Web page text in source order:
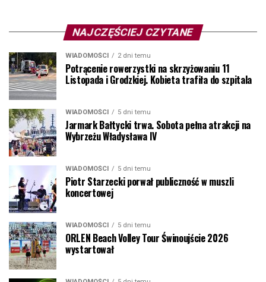
NAJCZĘŚCIEJ CZYTANE
WIADOMOŚCI 2 dni temu
Potrącenie rowerzystki na skrzyżowaniu 11
Listopada i Grodzkiej. Kobieta trafiła do szpitala
WIADOMOŚCI 5 dni temu
Jarmark Bałtycki trwa. Sobota pełna atrakcji na
Wybrzeżu Władysława IV
WIADOMOŚCI 5 dni temu
Piotr Starzecki porwał publiczność w muszli
koncertowej
WIADOMOŚCI 5 dni temu
ORLEN Beach Volley Tour Świnoujście 2026
wystartował